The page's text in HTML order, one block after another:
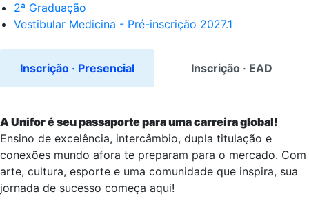
2ª Graduação
Vestibular Medicina - Pré-inscrição 2027.1
Inscrição ‧ Presencial Inscrição ‧ EAD
A Unifor é seu passaporte para uma carreira global!
Ensino de excelência, intercâmbio, dupla titulação e
conexões mundo afora te preparam para o mercado. Com
arte, cultura, esporte e uma comunidade que inspira, sua
jornada de sucesso começa aqui!